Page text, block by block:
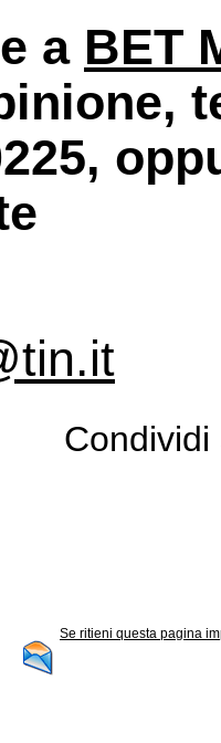
a BET
Se ritieni questa pagina